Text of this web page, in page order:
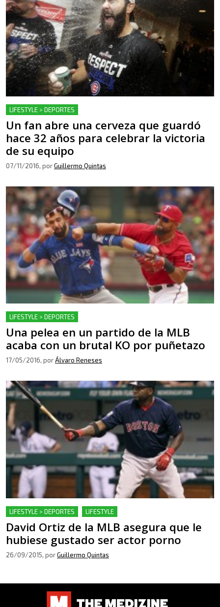
LIFESTYLE > DEPORTES
Un fan abre una cerveza que guardó
hace 32 años para celebrar la victoria
de su equipo
07/11/2016, porGuillermo Quintas
LIFESTYLE > DEPORTES
Una pelea en un partido de la MLB
acaba con un brutal KO por puñetazo
17/05/2016, porÁlvaro Reneses
LIFESTYLE > DEPORTES LIFESTYLE
David Ortiz de la MLB asegura que le
hubiese gustado ser actor porno
26/09/2015, porGuillermo Quintas